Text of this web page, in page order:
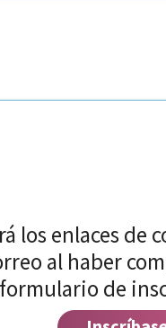
los enlaces de
al haber
de